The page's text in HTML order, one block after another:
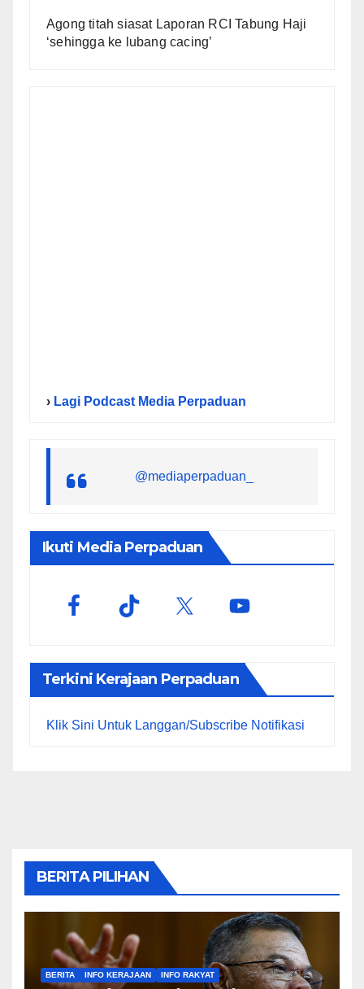
Agong titah siasat Laporan RCI Tabung Haji
‘sehingga ke lubang cacing’
› Lagi Podcast Media Perpaduan
@mediaperpaduan_
Ikuti Media Perpaduan
Terkini Kerajaan Perpaduan
Klik Sini Untuk Langgan/Subscribe Notifikasi
BERITA PILIHAN
BERITA INFO KERAJAAN INFO RAKYAT